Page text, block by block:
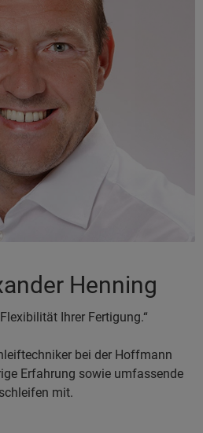
Henning
Ihrer Fertigung.“
bei der Hoffmann
Erfahrung sowie umfassende
mit.